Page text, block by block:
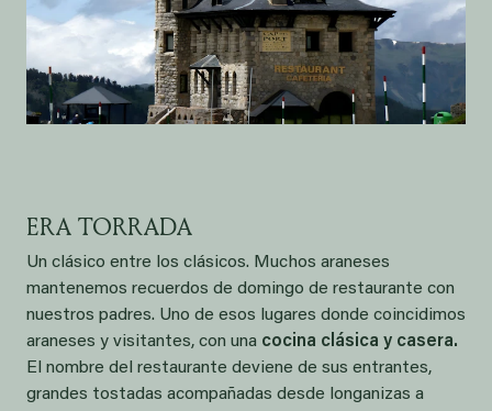
ERA TORRADA
Un clásico entre los clásicos. Muchos araneses
mantenemos recuerdos de domingo de restaurante con
nuestros padres. Uno de esos lugares donde coincidimos
araneses y visitantes, con una cocina clásica y casera.
El nombre del restaurante deviene de sus entrantes,
grandes tostadas acompañadas desde longanizas a